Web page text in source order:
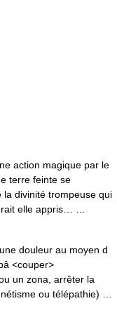
action magique par le
terre feinte se
divinité trompeuse qui
elle appris… …
douleur au moyen d
<couper>
un zona, arrêter la
ou télépathie) …